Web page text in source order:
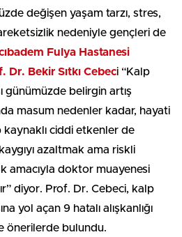
değişen yaşam tarzı, stres,
nedeniyle gençleri de
Fulya Hastanesi
Dr. Bekir Sıtkı Cebeci “Kalp
günümüzde belirgin artış
masum nedenler kadar, hayati
ciddi etkenler de
azaltmak ama riskli
amacıyla doktor muayenesi
diyor. Prof. Dr. Cebeci, kalp
yol açan 9 hatalı alışkanlığı
önerilerde bulundu.